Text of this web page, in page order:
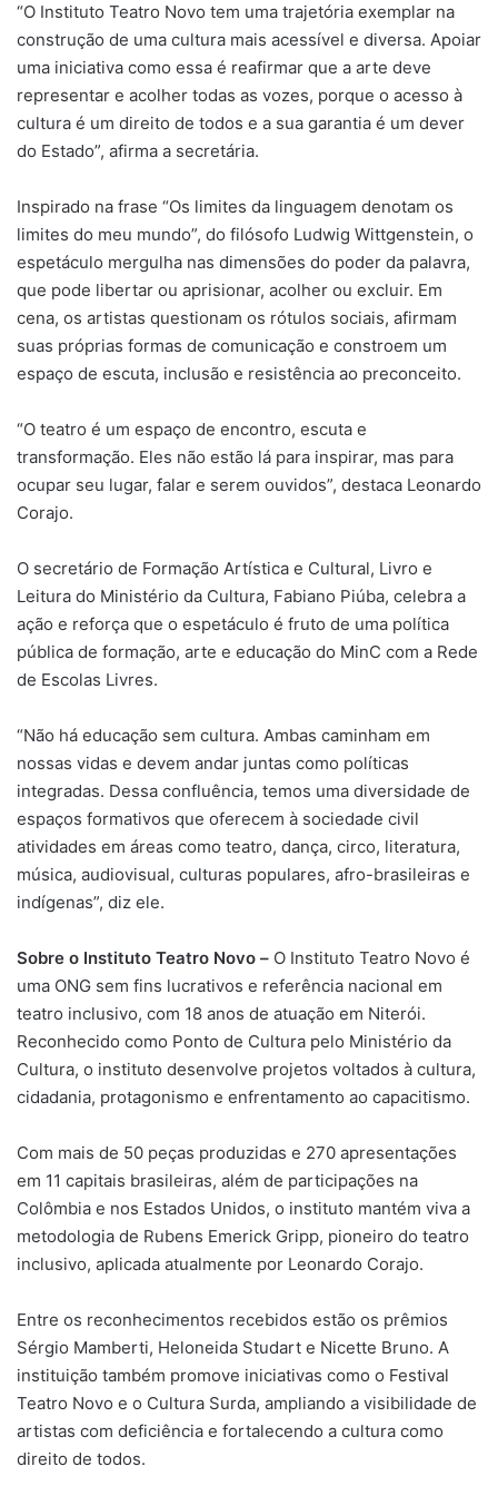
“O Instituto Teatro Novo tem uma trajetória exemplar na
construção de uma cultura mais acessível e diversa. Apoiar
uma iniciativa como essa é reafirmar que a arte deve
representar e acolher todas as vozes, porque o acesso à
cultura é um direito de todos e a sua garantia é um dever
do Estado”, afirma a secretária.
Inspirado na frase “Os limites da linguagem denotam os
limites do meu mundo”, do filósofo Ludwig Wittgenstein, o
espetáculo mergulha nas dimensões do poder da palavra,
que pode libertar ou aprisionar, acolher ou excluir. Em
cena, os artistas questionam os rótulos sociais, afirmam
suas próprias formas de comunicação e constroem um
espaço de escuta, inclusão e resistência ao preconceito.
“O teatro é um espaço de encontro, escuta e
transformação. Eles não estão lá para inspirar, mas para
ocupar seu lugar, falar e serem ouvidos”, destaca Leonardo
Corajo.
O secretário de Formação Artística e Cultural, Livro e
Leitura do Ministério da Cultura, Fabiano Piúba, celebra a
ação e reforça que o espetáculo é fruto de uma política
pública de formação, arte e educação do MinC com a Rede
de Escolas Livres.
“Não há educação sem cultura. Ambas caminham em
nossas vidas e devem andar juntas como políticas
integradas. Dessa confluência, temos uma diversidade de
espaços formativos que oferecem à sociedade civil
atividades em áreas como teatro, dança, circo, literatura,
música, audiovisual, culturas populares, afro-brasileiras e
indígenas”, diz ele.
Sobre o Instituto Teatro Novo – O Instituto Teatro Novo é
uma ONG sem fins lucrativos e referência nacional em
teatro inclusivo, com 18 anos de atuação em Niterói.
Reconhecido como Ponto de Cultura pelo Ministério da
Cultura, o instituto desenvolve projetos voltados à cultura,
cidadania, protagonismo e enfrentamento ao capacitismo.
Com mais de 50 peças produzidas e 270 apresentações
em 11 capitais brasileiras, além de participações na
Colômbia e nos Estados Unidos, o instituto mantém viva a
metodologia de Rubens Emerick Gripp, pioneiro do teatro
inclusivo, aplicada atualmente por Leonardo Corajo.
Entre os reconhecimentos recebidos estão os prêmios
Sérgio Mamberti, Heloneida Studart e Nicette Bruno. A
instituição também promove iniciativas como o Festival
Teatro Novo e o Cultura Surda, ampliando a visibilidade de
artistas com deficiência e fortalecendo a cultura como
direito de todos.